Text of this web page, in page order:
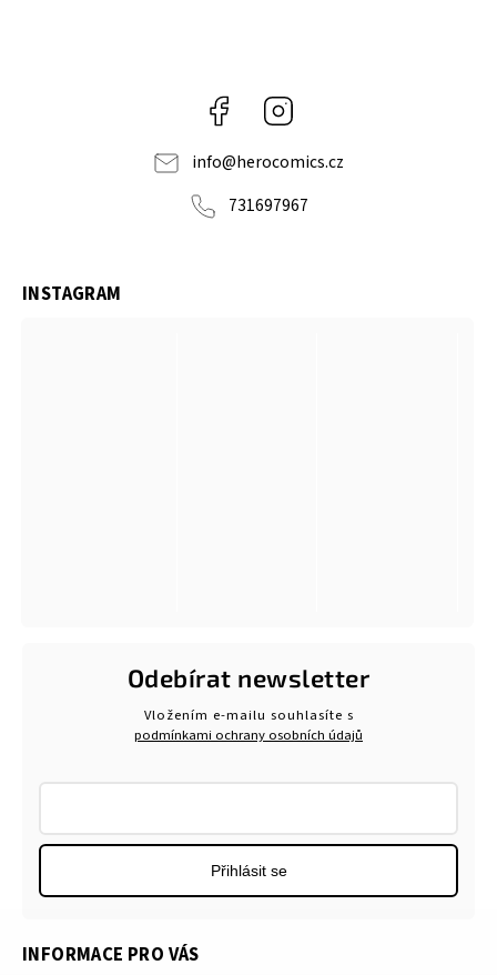
Facebook
info@herocomics.cz
731697967
INFORMACE PRO VÁS
INSTAGRAM
Odebírat newsletter
Vložením e-mailu souhlasíte s
podmínkami ochrany osobních údajů
Přihlásit se